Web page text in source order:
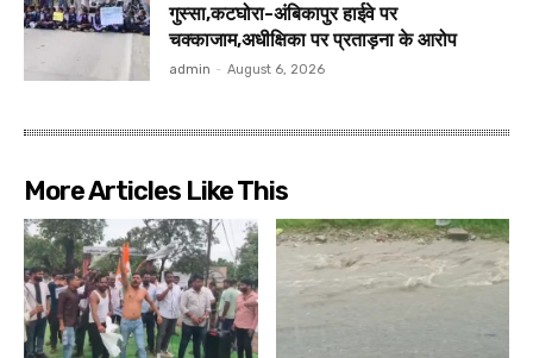
गुस्सा,कटघोरा-अंबिकापुर हाईवे पर
चक्काजाम,अधीक्षिका पर प्रताड़ना के आरोप
admin - August 6, 2026
More Articles Like This